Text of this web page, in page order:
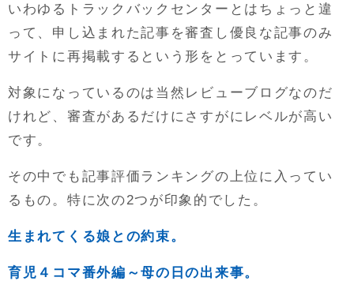
いわゆるトラックバックセンターとはちょっと違
って、申し込まれた記事を審査し優良な記事のみ
サイトに再掲載するという形をとっています。
対象になっているのは当然レビューブログなのだ
けれど、審査があるだけにさすがにレベルが高い
です。
その中でも記事評価ランキングの上位に入ってい
るもの。特に次の2つが印象的でした。
生まれてくる娘との約束。
育児４コマ番外編～母の日の出来事。